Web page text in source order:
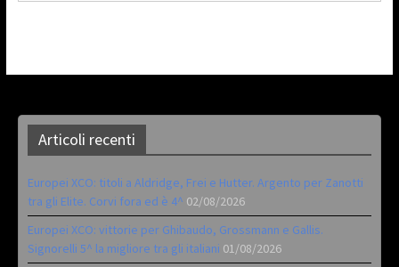
Articoli recenti
Europei XCO: titoli a Aldridge, Frei e Hutter. Argento per Zanotti
tra gli Elite. Corvi fora ed è 4^ 02/08/2026
Europei XCO: vittorie per Ghibaudo, Grossmann e Gallis.
Signorelli 5^ la migliore tra gli italiani 01/08/2026